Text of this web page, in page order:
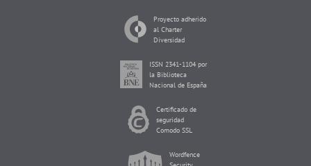
Proyecto adherido
al Charter
Diversidad
ISSN 2341-1104 por
la Biblioteca
Nacional de España
Certificado de
seguridad
Comodo SSL
Wordfence